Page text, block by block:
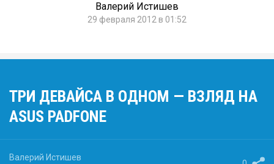
Валерий Истишев
29 февраля 2012 в 01:52
ТРИ ДЕВАЙСА В ОДНОМ — ВЗЛЯД НА
ASUS PADFONE
Валерий Истишев